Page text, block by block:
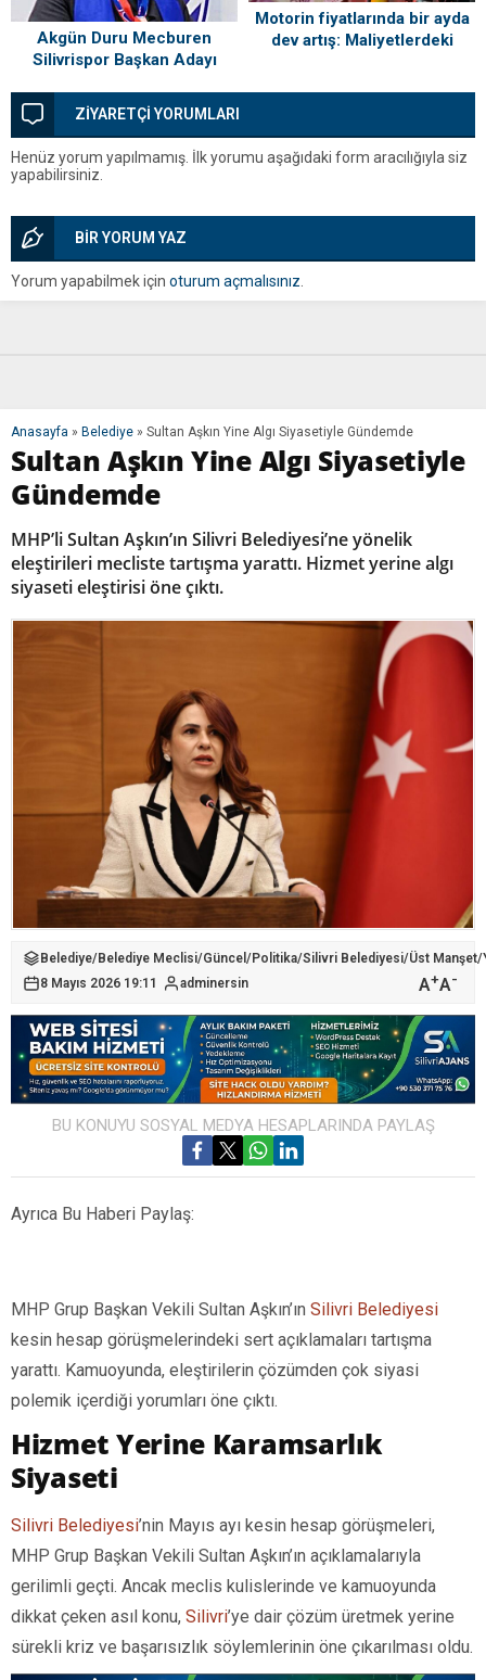
Akgün Duru Mecburen
Silivrispor Başkan Adayı
Motorin fiyatlarında bir ayda
dev artış: Maliyetlerdeki
ZİYARETÇİ YORUMLARI
Henüz yorum yapılmamış. İlk yorumu aşağıdaki form aracılığıyla siz
yapabilirsiniz.
BİR YORUM YAZ
Yorum yapabilmek için oturum açmalısınız.
Anasayfa » Belediye » Sultan Aşkın Yine Algı Siyasetiyle Gündemde
Sultan Aşkın Yine Algı Siyasetiyle
Gündemde
MHP’li Sultan Aşkın’ın Silivri Belediyesi’ne yönelik
eleştirileri mecliste tartışma yarattı. Hizmet yerine algı
siyaseti eleştirisi öne çıktı.
Belediye/Belediye Meclisi/Güncel /Politika/Silivri Belediyesi/Üst Manşet/
8 Mayıs 2026 19:11
adminersin A+A-
BU KONUYU SOSYAL MEDYA HESAPLARINDA PAYLAŞ
Ayrıca Bu Haberi Paylaş:
MHP Grup Başkan Vekili Sultan Aşkın’ın Silivri Belediyesi
kesin hesap görüşmelerindeki sert açıklamaları tartışma
yarattı. Kamuoyunda, eleştirilerin çözümden çok siyasi
polemik içerdiği yorumları öne çıktı.
Hizmet Yerine Karamsarlık
Siyaseti
Silivri Belediyesi’nin Mayıs ayı kesin hesap görüşmeleri,
MHP Grup Başkan Vekili Sultan Aşkın’ın açıklamalarıyla
gerilimli geçti. Ancak meclis kulislerinde ve kamuoyunda
dikkat çeken asıl konu, Silivri’ye dair çözüm üretmek yerine
sürekli kriz ve başarısızlık söylemlerinin öne çıkarılması oldu.